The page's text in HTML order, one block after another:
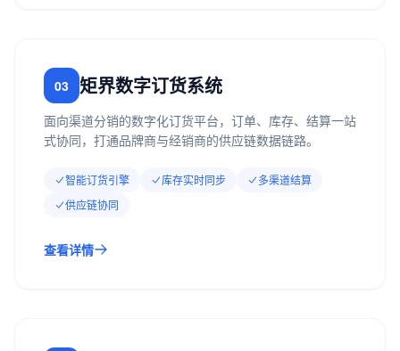
03 矩界数字订货系统
面向渠道分销的数字化订货平台，订单、库存、结算一站
式协同，打通品牌商与经销商的供应链数据链路。
智能订货引擎 库存实时同步
多渠道结算
供应链协同
查看详情